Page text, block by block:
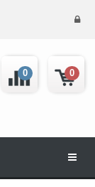
0
0